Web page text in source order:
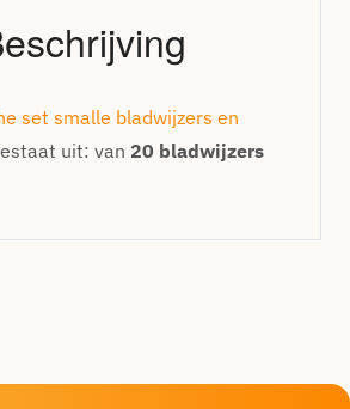
set smalle bladwijzers en
uit: van 20 bladwijzers